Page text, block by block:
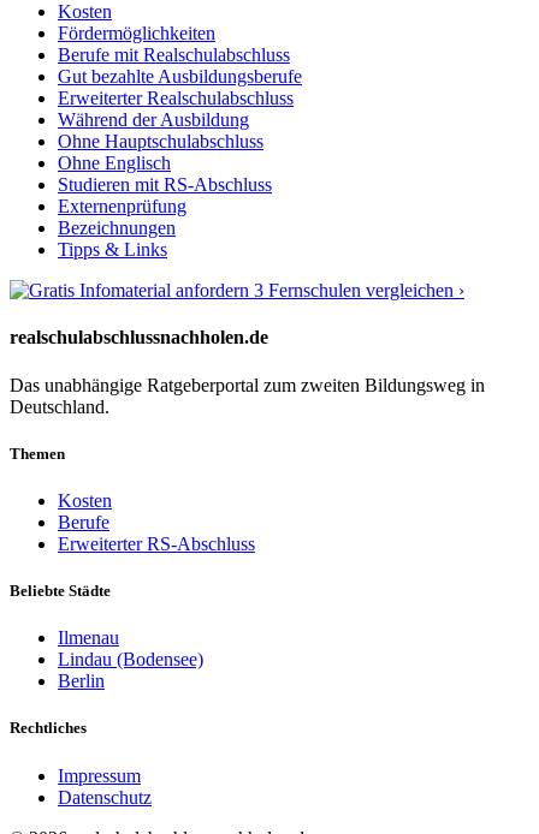
Kosten
Fördermöglichkeiten
Berufe mit Realschulabschluss
Gut bezahlte Ausbildungsberufe
Erweiterter Realschulabschluss
Während der Ausbildung
Ohne Hauptschulabschluss
Ohne Englisch
Studieren mit RS-Abschluss
Externenprüfung
Bezeichnungen
Tipps & Links
3 Fernschulen vergleichen ›
realschulabschlussnachholen.de
Das unabhängige Ratgeberportal zum zweiten Bildungsweg in
Deutschland.
Themen
Kosten
Berufe
Erweiterter RS-Abschluss
Beliebte Städte
Ilmenau
Lindau (Bodensee)
Berlin
Rechtliches
Impressum
Datenschutz